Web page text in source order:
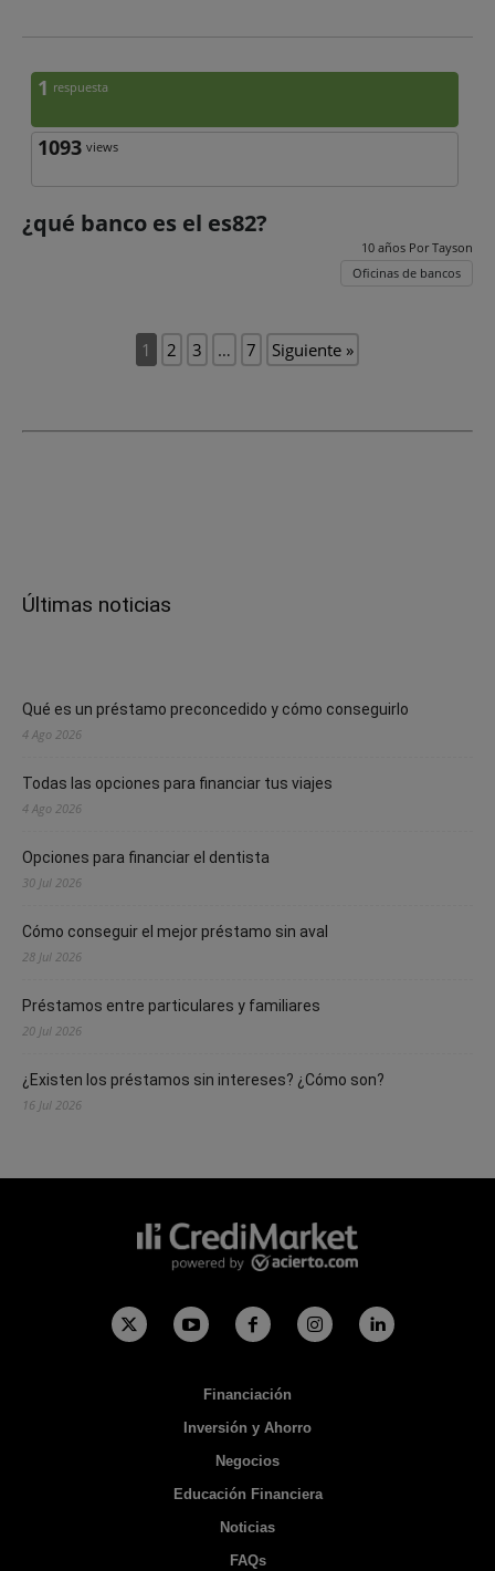
1 respuesta
1093 views
¿qué banco es el es82?
10 años PorTayson
Oficinas de bancos
1 2 3 … 7 Siguiente »
Últimas noticias
Qué es un préstamo preconcedido y cómo conseguirlo
4 Ago 2026
Todas las opciones para financiar tus viajes
4 Ago 2026
Opciones para financiar el dentista
30 Jul 2026
Cómo conseguir el mejor préstamo sin aval
28 Jul 2026
Préstamos entre particulares y familiares
20 Jul 2026
¿Existen los préstamos sin intereses? ¿Cómo son?
16 Jul 2026
Financiación
Inversión y Ahorro
Negocios
Educación Financiera
Noticias
FAQs